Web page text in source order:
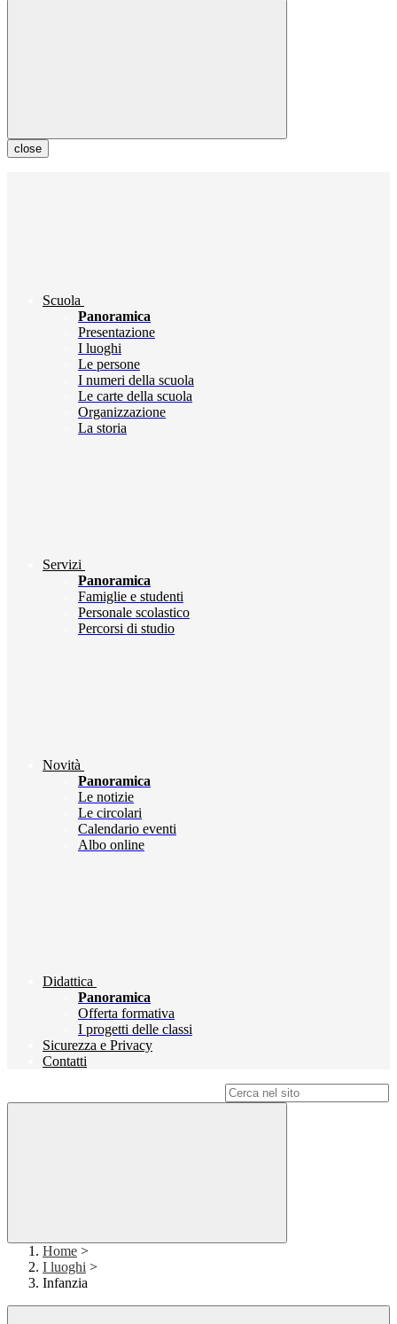
close
Scuola
Panoramica
Presentazione
I luoghi
Le persone
I numeri della scuola
Le carte della scuola
Organizzazione
La storia
Servizi
Panoramica
Famiglie e studenti
Personale scolastico
Percorsi di studio
Novità
Panoramica
Le notizie
Le circolari
Calendario eventi
Albo online
Didattica
Panoramica
Offerta formativa
I progetti delle classi
Sicurezza e Privacy
Contatti
Home >
I luoghi >
Infanzia